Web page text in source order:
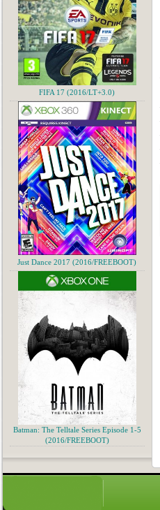
FIFA 17 (2016/LT+3.0)
Just Dance 2017 (2016/FREEBOOT)
Batman: The Telltale Series Episode 1-5
(2016/FREEBOOT)